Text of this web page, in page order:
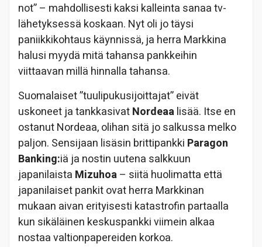
not” – mahdollisesti kaksi kalleinta sanaa tv-
lähetyksessä koskaan. Nyt oli jo täysi
paniikkikohtaus käynnissä, ja herra Markkina
halusi myydä mitä tahansa pankkeihin
viittaavan millä hinnalla tahansa.
Suomalaiset ”tuulipukusijoittajat” eivät
uskoneet ja tankkasivatNordeaalisää. Itse en
ostanut Nordeaa, olihan sitä jo salkussa melko
paljon. Sensijaan lisäsin brittipankki Paragon
Banking:iä ja nostin uutena salkkuun
japanilaista Mizuhoa– siitä huolimatta että
japanilaiset pankit ovat herra Markkinan
mukaan aivan erityisesti katastrofin partaalla
kun sikäläinen keskuspankki viimein alkaa
nostaa valtionpapereiden korkoa.